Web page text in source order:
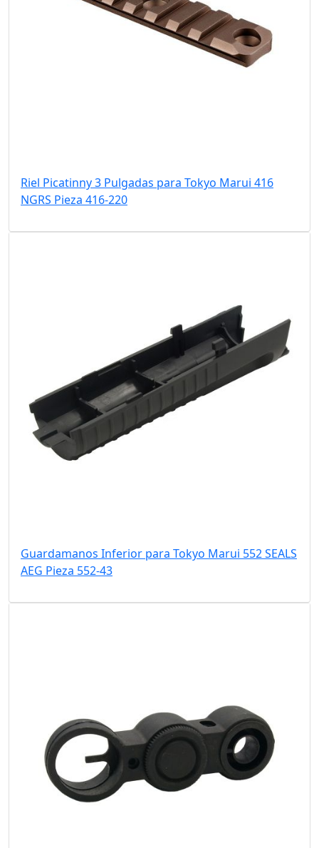
Riel Picatinny 3 Pulgadas para Tokyo Marui 416
NGRS Pieza 416-220
Guardamanos Inferior para Tokyo Marui 552 SEALS
AEG Pieza 552-43